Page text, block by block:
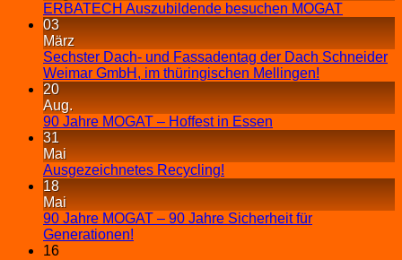
ERBATECH Auszubildende besuchen MOGAT
03
März
Sechster Dach- und Fassadentag der Dach Schneider
Weimar GmbH, im thüringischen Mellingen!
20
Aug.
90 Jahre MOGAT – Hoffest in Essen
31
Mai
Ausgezeichnetes Recycling!
18
Mai
90 Jahre MOGAT – 90 Jahre Sicherheit für
Generationen!
16